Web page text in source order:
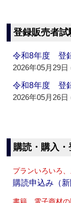
登録販売者
令和8年度 登
2026年05月29日
令和8年度 登
2026年05月26日
購読・購入・
プランいろいろ
購読申込み（新